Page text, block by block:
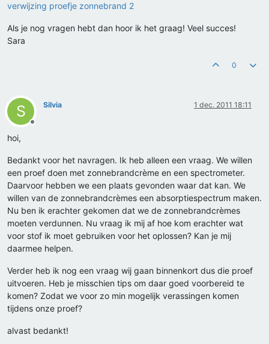
verwijzing proefje zonnebrand 2
Als je nog vragen hebt dan hoor ik het graag! Veel succes!
Sara
0
S
Offline
Silvia 1 dec. 2011 18:11
hoi,
Bedankt voor het navragen. Ik heb alleen een vraag. We willen
een proef doen met zonnebrandcrème en een spectrometer.
Daarvoor hebben we een plaats gevonden waar dat kan. We
willen van de zonnebrandcrèmes een absorptiespectrum maken.
Nu ben ik erachter gekomen dat we de zonnebrandcrèmes
moeten verdunnen. Nu vraag ik mij af hoe kom erachter wat
voor stof ik moet gebruiken voor het oplossen? Kan je mij
daarmee helpen.
Verder heb ik nog een vraag wij gaan binnenkort dus die proef
uitvoeren. Heb je misschien tips om daar goed voorbereid te
komen? Zodat we voor zo min mogelijk verassingen komen
tijdens onze proef?
alvast bedankt!